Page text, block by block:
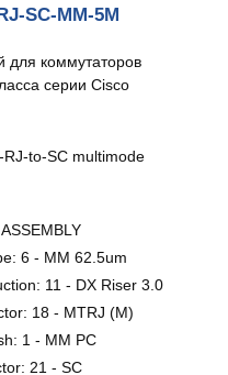
SC-MM-5M
для коммутаторов
серии Cisco
to-SC multimode
6 - MM 62.5um
11 - DX Riser 3.0
18 - MTRJ (M)
1 - MM PC
21 - SC